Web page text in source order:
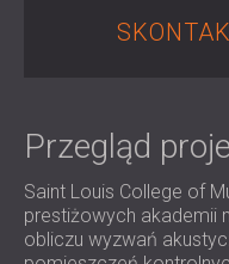
IZOLACJA
AKUSTYCZNE
AKUSTYCZNE
IZOLACJA
AKUSTYCZNE
ROZWIĄZANIA
ROMÂNIA
SOUTH
Przegląd
Saint Louis College of
prestiżowych akademii
obliczu wyzwań